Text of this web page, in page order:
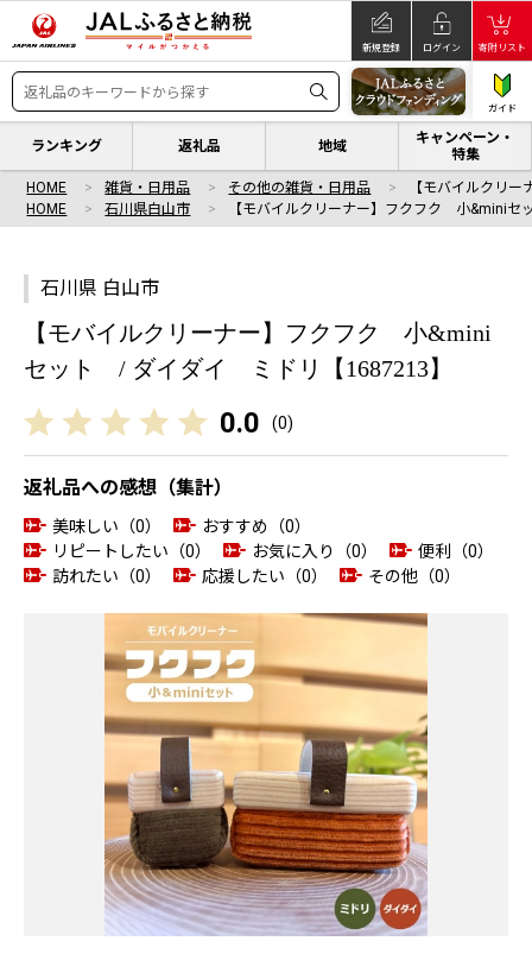
新規登録 ログイン 寄附リスト
ガイド
ランキング 返礼品 地域
キャンペーン・
特集
HOME 雑貨・日用品 その他の雑貨・日用品
【モバイルクリ
HOME
石川県白山市 【モバイルクリーナー】フクフク 小&miniセ
石川県 白山市
【モバイルクリーナー】フクフク 小&mini
セット / ダイダイ ミドリ【1687213】
0.0 (0)
返礼品への感想（集計）
美味しい（0）
おすすめ（0）
リピートしたい（0）
お気に入り（0）
便利（0）
訪れたい（0）
応援したい（0） その他（0）